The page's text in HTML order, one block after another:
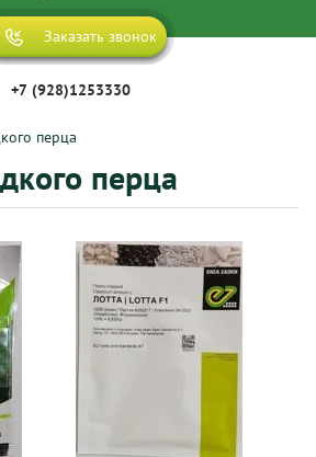
Заказать звонок
+7 (928)1253330
перца
перца